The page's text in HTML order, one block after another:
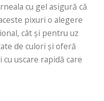
cu gel asigură că
pixuri o alegere
cât și pentru uz
de culori și oferă
uscare rapidă care